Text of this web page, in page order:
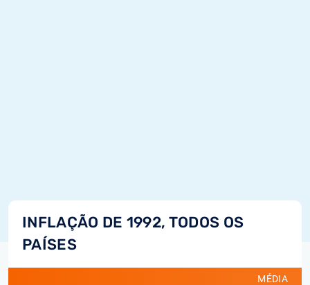
INFLAÇÃO DE 1992, TODOS OS
PAÍSES
MÉDIA